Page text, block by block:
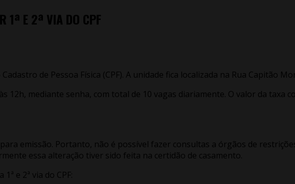
1ª E 2ª VIA DO CPF
de Pessoa Física (CPF). A unidade fica localizada na Rua Capitão
12h, mediante senha, com total de 10 vagas diariamente. O valor da taxa
emissão. Portanto, não é possível fazer consultas a órgãos de
essa alteração tiver sido feita na certidão de casamento.
e 2ª via do CPF: